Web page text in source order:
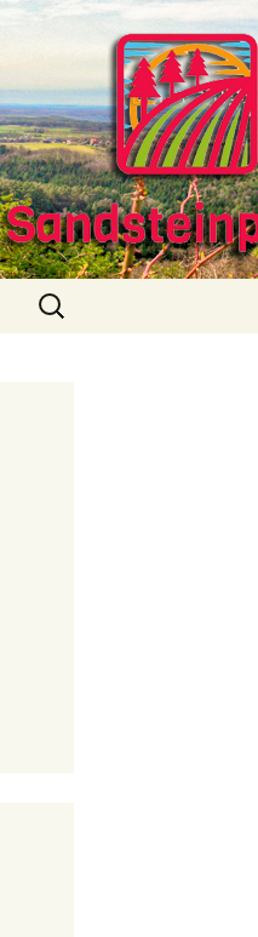
Suchen
nach: